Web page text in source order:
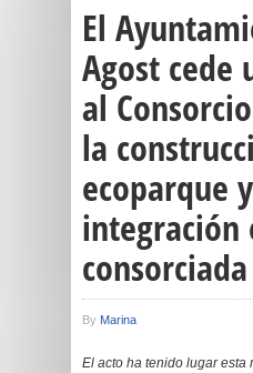
El
Agost cede
al
la
ecoparque
integración
consorciada
By Marina
El acto ha tenido lugar esta